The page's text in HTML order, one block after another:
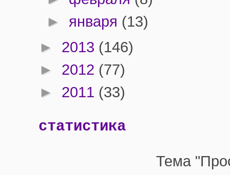
► января (13)
► 2013 (146)
► 2012 (77)
► 2011 (33)
статистика
Тема